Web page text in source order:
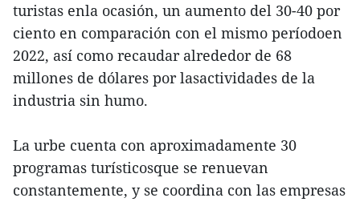
turistas enla ocasión, un aumento del 30-40 por
ciento en comparación con el mismo períodoen
2022, así como recaudar alrededor de 68
millones de dólares por lasactividades de la
industria sin humo.
La urbe cuenta con aproximadamente 30
programas turísticosque se renuevan
constantemente, y se coordina con las empresas